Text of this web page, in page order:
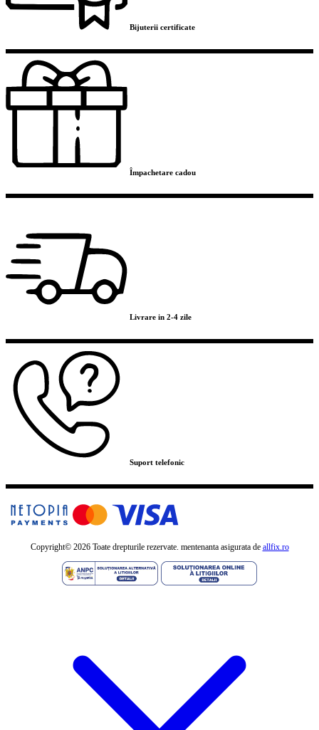
Bijuterii certificate
Împachetare cadou
Livrare in 2-4 zile
Suport telefonic
Copyright© 2026 Toate drepturile rezervate. mentenanta asigurata de allfix.ro